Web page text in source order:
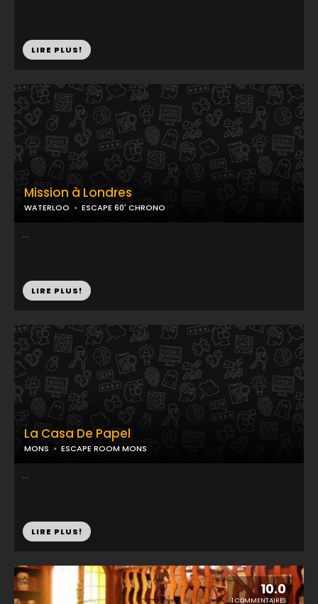
LIRE PLUS!
Mission à Londres
WATERLOO ESCAPE 60' CHRONO
...
LIRE PLUS!
La Casa De Papel
MONS ESCAPE ROOM MONS
...
LIRE PLUS!
10.0
1 COMMENTAIRES